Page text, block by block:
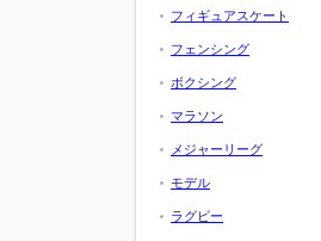
フィギュアスケート
フェンシング
ボクシング
マラソン
メジャーリーグ
モデル
ラグビー